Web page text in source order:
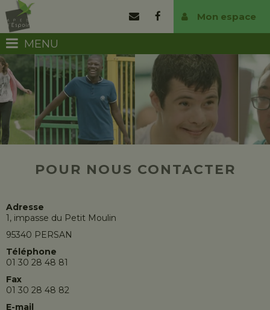
Mon espace
MENU
POUR NOUS CONTACTER
Adresse
1, impasse du Petit Moulin
95340 PERSAN
Téléphone
01 30 28 48 81
Fax
01 30 28 48 82
E-mail